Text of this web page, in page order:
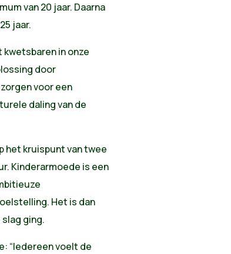
van 20 jaar. Daarna
jaar.
in onze
door
voor een
daling van de
het kruispunt van twee
Kinderarmoede is een
Het is dan
ging.
“Iedereen voelt de